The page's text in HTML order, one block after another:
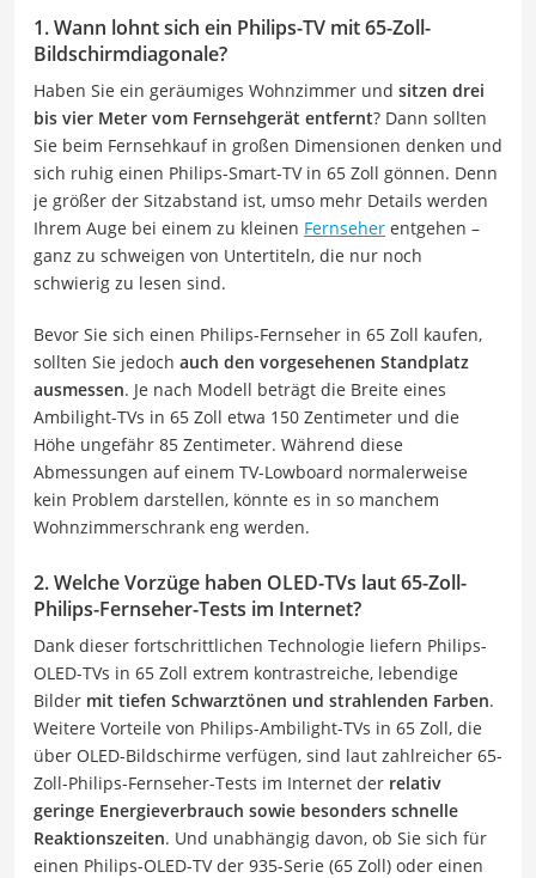
1. Wann lohnt sich ein Philips-TV mit 65-Zoll-
Bildschirmdiagonale?
Haben Sie ein geräumiges Wohnzimmer und sitzen drei
bis vier Meter vom Fernsehgerät entfernt? Dann sollten
Sie beim Fernsehkauf in großen Dimensionen denken und
sich ruhig einen Philips-Smart-TV in 65 Zoll gönnen. Denn
je größer der Sitzabstand ist, umso mehr Details werden
Ihrem Auge bei einem zu kleinen Fernseher entgehen –
ganz zu schweigen von Untertiteln, die nur noch
schwierig zu lesen sind.
Bevor Sie sich einen Philips-Fernseher in 65 Zoll kaufen,
sollten Sie jedoch auch den vorgesehenen Standplatz
ausmessen. Je nach Modell beträgt die Breite eines
Ambilight-TVs in 65 Zoll etwa 150 Zentimeter und die
Höhe ungefähr 85 Zentimeter. Während diese
Abmessungen auf einem TV-Lowboard normalerweise
kein Problem darstellen, könnte es in so manchem
Wohnzimmerschrank eng werden.
2. Welche Vorzüge haben OLED-TVs laut 65-Zoll-
Philips-Fernseher-Tests im Internet?
Dank dieser fortschrittlichen Technologie liefern Philips-
OLED-TVs in 65 Zoll extrem kontrastreiche, lebendige
Bilder mit tiefen Schwarztönen und strahlenden Farben.
Weitere Vorteile von Philips-Ambilight-TVs in 65 Zoll, die
über OLED-Bildschirme verfügen, sind laut zahlreicher 65-
Zoll-Philips-Fernseher-Tests im Internet der relativ
geringe Energieverbrauch sowie besonders schnelle
Reaktionszeiten. Und unabhängig davon, ob Sie sich für
einen Philips-OLED-TV der 935-Serie (65 Zoll) oder einen